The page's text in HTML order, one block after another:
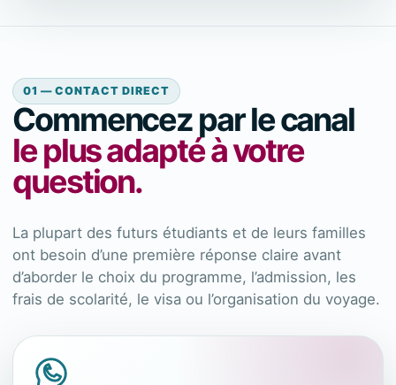
01 — CONTACT DIRECT
Commencez par le canal
le plus adapté à votre
question.
La plupart des futurs étudiants et de leurs familles
ont besoin d’une première réponse claire avant
d’aborder le choix du programme, l’admission, les
frais de scolarité, le visa ou l’organisation du voyage.